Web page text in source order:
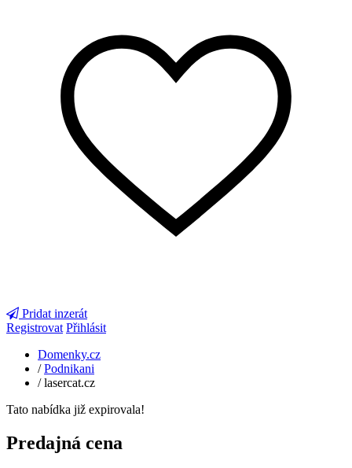
Pridat inzerát
Registrovat Přihlásit
Domenky.cz
/Podnikani
/lasercat.cz
Tato nabídka již expirovala!
Predajná cena